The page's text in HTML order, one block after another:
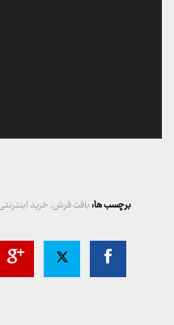
برچسب ها:بافت فرش,خرید